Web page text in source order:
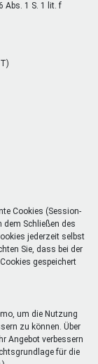
Abs. 1 S. 1 lit. f
Cookies (Session-
dem Schließen des
jederzeit selbst
Sie, dass bei der
gespeichert
um die Nutzung
zu können. Über
Angebot verbessern
für die